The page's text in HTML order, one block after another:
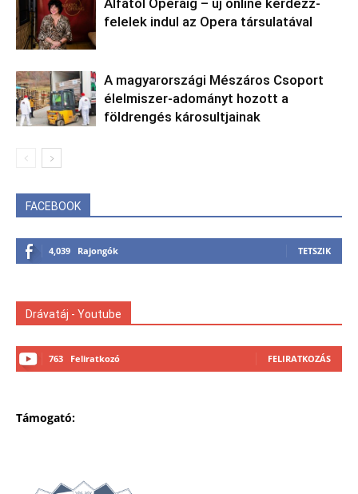
felelek indul az Opera társulatával
A magyarországi Mészáros Csoport
élelmiszer-adományt hozott a
földrengés károsultjainak
FACEBOOK
4,039 Rajongók TETSZIK
Drávatáj - Youtube
763 Feliratkozó FELIRATKOZÁS
Támogató: